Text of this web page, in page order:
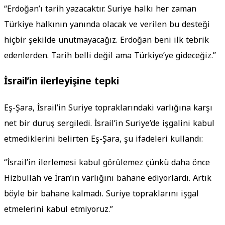
“Erdoğan’ı tarih yazacaktır. Suriye halkı her zaman
Türkiye halkının yanında olacak ve verilen bu desteği
hiçbir şekilde unutmayacağız. Erdoğan beni ilk tebrik
edenlerden. Tarih belli değil ama Türkiye’ye gideceğiz.”
İsrail’in ilerleyişine tepki
Eş-Şara, İsrail’in Suriye topraklarındaki varlığına karşı
net bir duruş sergiledi. İsrail’in Suriye’de işgalini kabul
etmediklerini belirten Eş-Şara, şu ifadeleri kullandı:
“İsrail’in ilerlemesi kabul görülemez çünkü daha önce
Hizbullah ve İran’ın varlığını bahane ediyorlardı. Artık
böyle bir bahane kalmadı. Suriye topraklarını işgal
etmelerini kabul etmiyoruz.”